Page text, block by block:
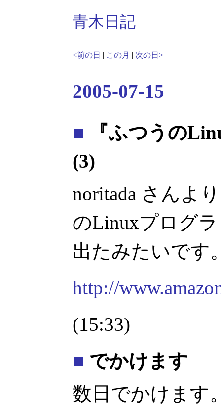
青木日記
<前の日 | この月 | 次の日>
2005-07-15
■ 『ふつうの
(3)
noritada さんよ
のLinuxプログ
出たみたいです
http://
(15:33)
■ でかけます
数日でかけます